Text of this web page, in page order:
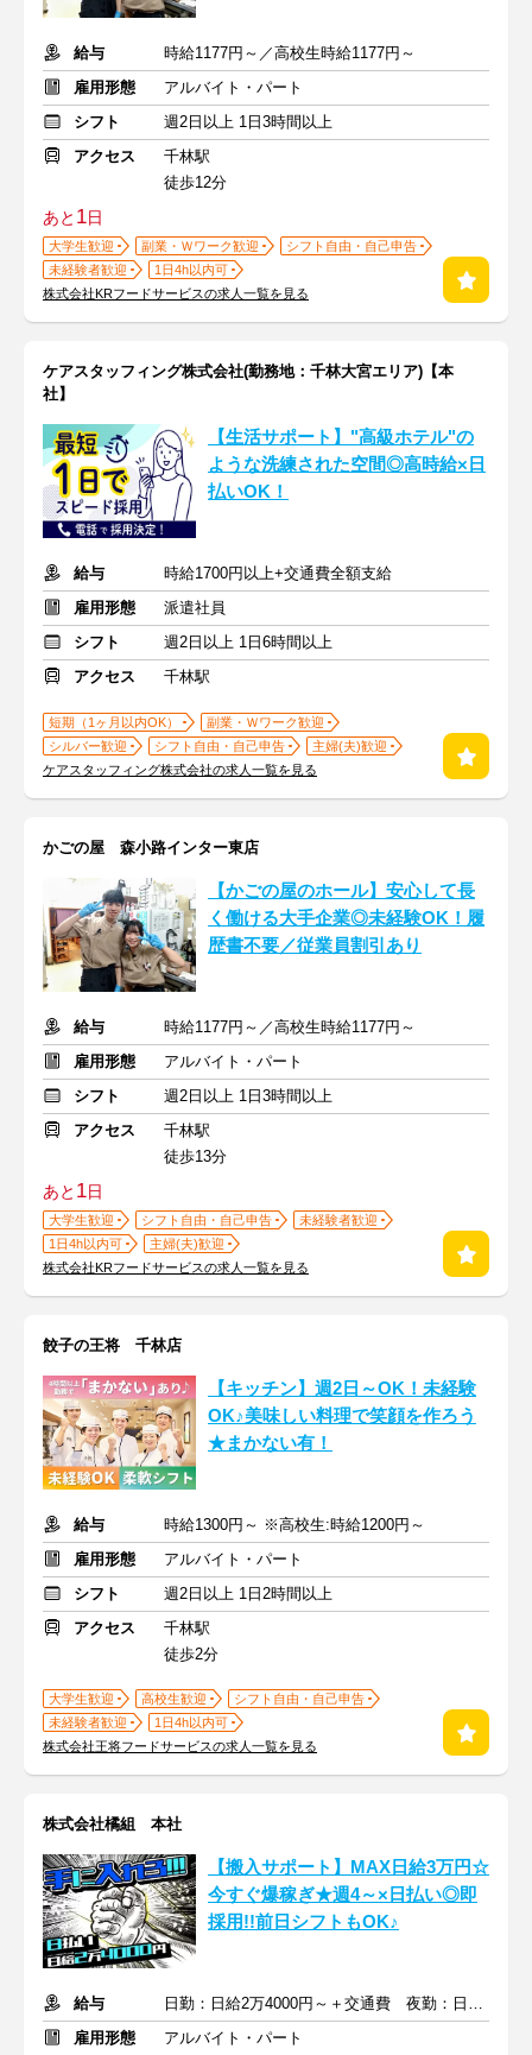
給与
時給1177円～／高校生時給1177円～
雇用形態
アルバイト・パート
シフト
週2日以上 1日3時間以上
アクセス
千林駅
徒歩12分
あと 1日
大学生歓迎 副業・Ｗワーク歓迎
シフト自由・自己申告
未経験者歓迎
1日4h以内可
株式会社KRフードサービスの求人一覧を見る
ケアスタッフィング株式会社(勤務地：千林大宮エリア)【本
社】
【生活サポート】"高級ホテル"の
ような洗練された空間◎高時給×日
払いOK！
給与
時給1700円以上+交通費全額支給
雇用形態
派遣社員
シフト
週2日以上 1日6時間以上
アクセス
千林駅
短期（1ヶ月以内OK）
副業・Ｗワーク歓迎
シルバー歓迎
シフト自由・自己申告
主婦(夫)歓迎
ケアスタッフィング株式会社の求人一覧を見る
かごの屋 森小路インター東店
【かごの屋のホール】安心して長
く働ける大手企業◎未経験OK！履
歴書不要／従業員割引あり
給与
時給1177円～／高校生時給1177円～
雇用形態
アルバイト・パート
シフト
週2日以上 1日3時間以上
アクセス
千林駅
徒歩13分
あと 1日
大学生歓迎 シフト自由・自己申告
未経験者歓迎
1日4h以内可
主婦(夫)歓迎
株式会社KRフードサービスの求人一覧を見る
餃子の王将 千林店
【キッチン】週2日～OK！未経験
OK♪美味しい料理で笑顔を作ろう
★まかない有！
給与
時給1300円～ ※高校生:時給1200円～
雇用形態
アルバイト・パート
シフト
週2日以上 1日2時間以上
アクセス
千林駅
徒歩2分
大学生歓迎 高校生歓迎
シフト自由・自己申告
未経験者歓迎
1日4h以内可
株式会社王将フードサービスの求人一覧を見る
株式会社橘組 本社
【搬入サポート】MAX日給3万円☆
今すぐ爆稼ぎ★週4～×日払い◎即
採用!!前日シフトもOK♪
給与
日勤：日給2万4000円～＋交通費 夜勤：日給3万円～＋交通費
雇用形態
アルバイト・パート